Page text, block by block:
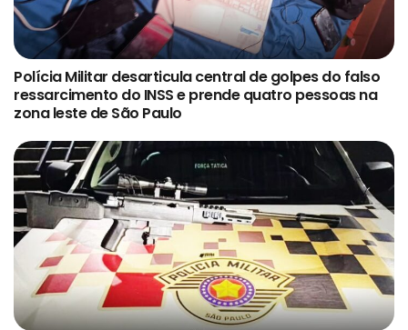
Polícia Militar desarticula central de golpes do falso
ressarcimento do INSS e prende quatro pessoas na
zona leste de São Paulo